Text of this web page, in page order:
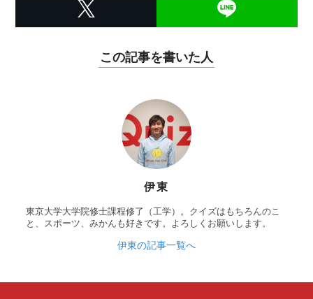
この記事を書いた人
伊東
東京大学大学院修士課程修了（工学）。クイズはもちろんのこ
と、スポーツ、みかんも好きです。よろしくお願いします。
伊東の記事一覧へ